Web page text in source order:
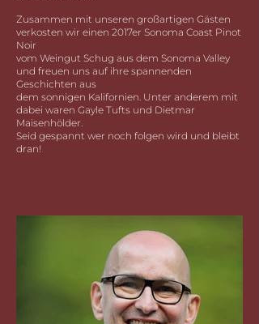
Zusammen mit unseren großartigen Gästen
verkosten wir einen 2017er Sonoma Coast Pinot
Noir
vom Weingut Schug aus dem Sonoma Valley
und freuen uns auf ihre spannenden
Geschichten aus
dem sonnigen Kalifornien. Unter anderem mit
dabei waren Gayle Tufts und Dietmar
Maisenhölder.
Seid gespannt wer noch folgen wird und bleibt
dran!